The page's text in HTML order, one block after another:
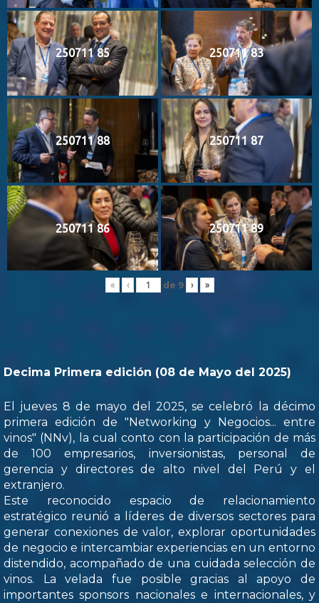
250711 85 250711 83
250711 88 250711 87
250711 86 250711 89
« ‹ de 9 › »
Decima Primera edición (08 de Mayo del 2025)
El jueves 8 de mayo del 2025, se celebró la décimo
primera edición de "Networking y Negocios... entre
vinos" (NNv), la cual conto con la participación de más
de 100 empresarios, inversionistas, personal de
gerencia y directores de alto nivel del Perú y el
extranjero.
Este reconocido espacio de relacionamiento
estratégico reunió a líderes de diversos sectores para
generar conexiones de valor, explorar oportunidades
de negocio e intercambiar experiencias en un entorno
distendido, acompañado de una cuidada selección de
vinos. La velada fue posible gracias al apoyo de
importantes sponsors nacionales e internacionales, y